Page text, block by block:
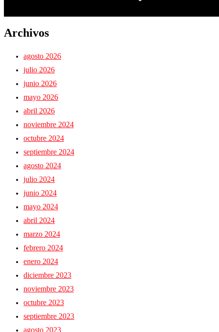
Archivos
agosto 2026
julio 2026
junio 2026
mayo 2026
abril 2026
noviembre 2024
octubre 2024
septiembre 2024
agosto 2024
julio 2024
junio 2024
mayo 2024
abril 2024
marzo 2024
febrero 2024
enero 2024
diciembre 2023
noviembre 2023
octubre 2023
septiembre 2023
agosto 2023